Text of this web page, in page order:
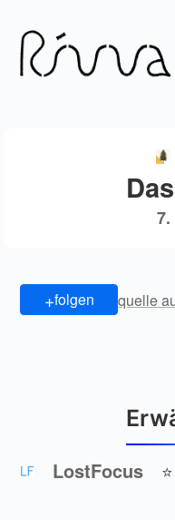
7.
+folgen quelle
LostFocus